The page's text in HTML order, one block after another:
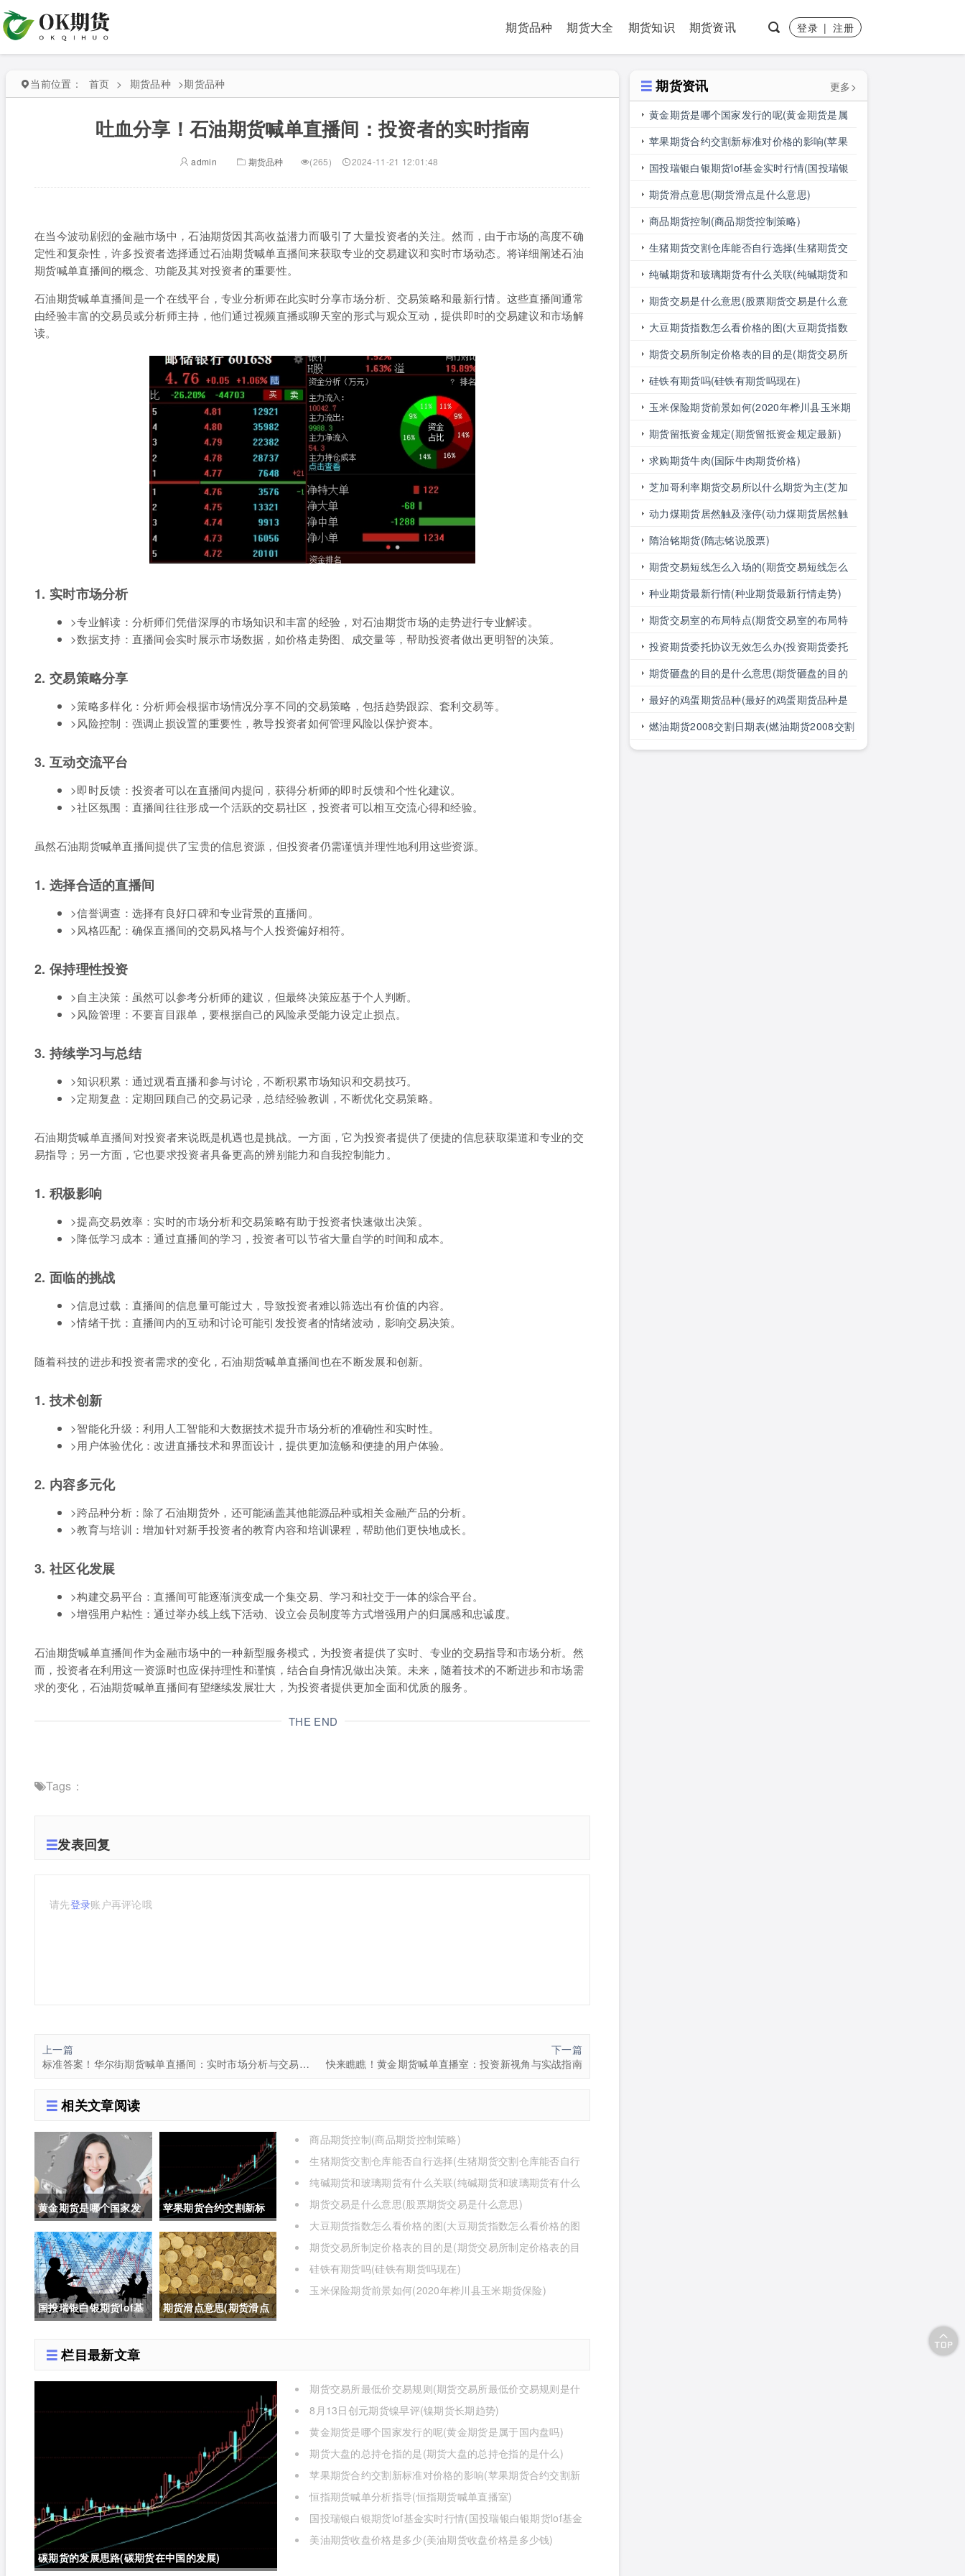
期货品种 期货大全 期货知识 期货资讯 登录|注册
当前位置： 首页 > 期货品种 >期货品种
吐血分享！石油期货喊单直播间：投资者的实时指南
admin 期货品种 (265) 2024-11-21 12:01:48
在当今波动剧烈的金融市场中，石油期货因其高收益潜力而吸引了大量投资者的关注。然而，由于市场的高度不确
定性和复杂性，许多投资者选择通过石油期货喊单直播间来获取专业的交易建议和实时市场动态。将详细阐述石油
期货喊单直播间的概念、功能及其对投资者的重要性。
石油期货喊单直播间是一个在线平台，专业分析师在此实时分享市场分析、交易策略和最新行情。这些直播间通常
由经验丰富的交易员或分析师主持，他们通过视频直播或聊天室的形式与观众互动，提供即时的交易建议和市场解
读。
1. 实时市场分析
>专业解读：分析师们凭借深厚的市场知识和丰富的经验，对石油期货市场的走势进行专业解读。
>数据支持：直播间会实时展示市场数据，如价格走势图、成交量等，帮助投资者做出更明智的决策。
2. 交易策略分享
>策略多样化：分析师会根据市场情况分享不同的交易策略，包括趋势跟踪、套利交易等。
>风险控制：强调止损设置的重要性，教导投资者如何管理风险以保护资本。
3. 互动交流平台
>即时反馈：投资者可以在直播间内提问，获得分析师的即时反馈和个性化建议。
>社区氛围：直播间往往形成一个活跃的交易社区，投资者可以相互交流心得和经验。
虽然石油期货喊单直播间提供了宝贵的信息资源，但投资者仍需谨慎并理性地利用这些资源。
1. 选择合适的直播间
>信誉调查：选择有良好口碑和专业背景的直播间。
>风格匹配：确保直播间的交易风格与个人投资偏好相符。
2. 保持理性投资
>自主决策：虽然可以参考分析师的建议，但最终决策应基于个人判断。
>风险管理：不要盲目跟单，要根据自己的风险承受能力设定止损点。
3. 持续学习与总结
>知识积累：通过观看直播和参与讨论，不断积累市场知识和交易技巧。
>定期复盘：定期回顾自己的交易记录，总结经验教训，不断优化交易策略。
石油期货喊单直播间对投资者来说既是机遇也是挑战。一方面，它为投资者提供了便捷的信息获取渠道和专业的交
易指导；另一方面，它也要求投资者具备更高的辨别能力和自我控制能力。
1. 积极影响
>提高交易效率：实时的市场分析和交易策略有助于投资者快速做出决策。
>降低学习成本：通过直播间的学习，投资者可以节省大量自学的时间和成本。
2. 面临的挑战
>信息过载：直播间的信息量可能过大，导致投资者难以筛选出有价值的内容。
>情绪干扰：直播间内的互动和讨论可能引发投资者的情绪波动，影响交易决策。
随着科技的进步和投资者需求的变化，石油期货喊单直播间也在不断发展和创新。
1. 技术创新
>智能化升级：利用人工智能和大数据技术提升市场分析的准确性和实时性。
>用户体验优化：改进直播技术和界面设计，提供更加流畅和便捷的用户体验。
2. 内容多元化
>跨品种分析：除了石油期货外，还可能涵盖其他能源品种或相关金融产品的分析。
>教育与培训：增加针对新手投资者的教育内容和培训课程，帮助他们更快地成长。
3. 社区化发展
>构建交易平台：直播间可能逐渐演变成一个集交易、学习和社交于一体的综合平台。
>增强用户粘性：通过举办线上线下活动、设立会员制度等方式增强用户的归属感和忠诚度。
石油期货喊单直播间作为金融市场中的一种新型服务模式，为投资者提供了实时、专业的交易指导和市场分析。然
而，投资者在利用这一资源时也应保持理性和谨慎，结合自身情况做出决策。未来，随着技术的不断进步和市场需
求的变化，石油期货喊单直播间有望继续发展壮大，为投资者提供更加全面和优质的服务。
THE END
Tags：
发表回复
请先登录账户再评论哦
上一篇
标准答案！华尔街期货喊单直播间：实时市场分析与交易策略的前沿阵地
下一篇
快来瞧瞧！黄金期货喊单直播室：投资新视角与实战指南
相关文章阅读
黄金期货是哪个国家发
行的呢(黄金期货是属于
国内盘吗)
苹果期货合约交割新标
准对价格的影响(苹果期
货合约交割新标准对价
格的影响有哪些)
国投瑞银白银期货lof基
银期货lof基金实时行情
期货滑点意思(期货滑点
商品期货控制(商品期货控制策略)
生猪期货交割仓库能否自行选择(生猪期货交割仓库能否自行
选择仓位)
纯碱期货和玻璃期货有什么关联(纯碱期货和玻璃期货有什么
关联吗)
期货交易是什么意思(股票期货交易是什么意思)
大豆期货指数怎么看价格的图(大豆期货指数怎么看价格的图
期货交易所制定价格表的目的是(期货交易所制定价格表的目
的是什么)
硅铁有期货吗(硅铁有期货吗现在)
玉米保险期货前景如何(2020年桦川县玉米期货保险)
栏目最新文章
碳期货的发展思路(碳期货在中国的发展)
期货交易所最低价交易规则(期货交易所最低价交易规则是什
8月13日创元期货镍早评(镍期货长期趋势)
黄金期货是哪个国家发行的呢(黄金期货是属于国内盘吗)
期货大盘的总持仓指的是(期货大盘的总持仓指的是什么)
苹果期货合约交割新标准对价格的影响(苹果期货合约交割新
标准对价格的影响有哪些)
恒指期货喊单分析指导(恒指期货喊单直播室)
国投瑞银白银期货lof基金实时行情(国投瑞银白银期货lof基金
实时行情怎么样)
美油期货收盘价格是多少(美油期货收盘价格是多少钱)
期货资讯
更多>
黄金期货是哪个国家发行的呢(黄金期货是属
于国内盘吗)
苹果期货合约交割新标准对价格的影响(苹果
期货合约交割新标准对价格的影响有哪些)
国投瑞银白银期货lof基金实时行情(国投瑞银
白银期货lof基金实时行情怎么样)
期货滑点意思(期货滑点是什么意思)
商品期货控制(商品期货控制策略)
生猪期货交割仓库能否自行选择(生猪期货交
割仓库能否自行选择仓位)
纯碱期货和玻璃期货有什么关联(纯碱期货和
玻璃期货有什么关联吗)
期货交易是什么意思(股票期货交易是什么意
思)
大豆期货指数怎么看价格的图(大豆期货指数
怎么看价格的图表)
期货交易所制定价格表的目的是(期货交易所
制定价格表的目的是什么)
硅铁有期货吗(硅铁有期货吗现在)
玉米保险期货前景如何(2020年桦川县玉米期
货保险)
期货留抵资金规定(期货留抵资金规定最新)
求购期货牛肉(国际牛肉期货价格)
芝加哥利率期货交易所以什么期货为主(芝加
哥利率期货交易所以什么期货为主体)
动力煤期货居然触及涨停(动力煤期货居然触
及涨停的原因)
隋治铭期货(隋志铭说股票)
期货交易短线怎么入场的(期货交易短线怎么
入场的啊)
种业期货最新行情(种业期货最新行情走势)
期货交易室的布局特点(期货交易室的布局特
点是什么)
投资期货委托协议无效怎么办(投资期货委托
协议无效怎么办理)
期货砸盘的目的是什么意思(期货砸盘的目的
是什么意思啊)
最好的鸡蛋期货品种(最好的鸡蛋期货品种是
什么)
燃油期货2008交割日期表(燃油期货2008交割
日期表格)